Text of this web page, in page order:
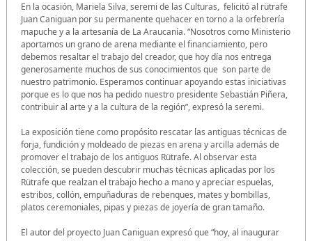
En la ocasión, Mariela Silva, seremi de las Culturas, felicitó al rütrafe
Juan Caniguan por su permanente quehacer en torno a la orfebrería
mapuche y a la artesanía de La Araucanía. “Nosotros como Ministerio
aportamos un grano de arena mediante el financiamiento, pero
debemos resaltar el trabajo del creador, que hoy día nos entrega
generosamente muchos de sus conocimientos que son parte de
nuestro patrimonio. Esperamos continuar apoyando estas iniciativas
porque es lo que nos ha pedido nuestro presidente Sebastián Piñera,
contribuir al arte y a la cultura de la región”, expresó la seremi.
La exposición tiene como propósito rescatar las antiguas técnicas de
forja, fundición y moldeado de piezas en arena y arcilla además de
promover el trabajo de los antiguos Rütrafe. Al observar esta
colección, se pueden descubrir muchas técnicas aplicadas por los
Rütrafe que realzan el trabajo hecho a mano y apreciar espuelas,
estribos, collón, empuñaduras de rebenques, mates y bombillas,
platos ceremoniales, pipas y piezas de joyería de gran tamaño.
El autor del proyecto Juan Caniguan expresó que “hoy, al inaugurar